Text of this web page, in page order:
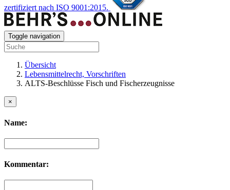
zertifiziert nach ISO 9001:2015.
Toggle navigation
Übersicht
Lebensmittelrecht, Vorschriften
ALTS-Beschlüsse Fisch und Fischerzeugnisse
×
Name:
Kommentar: